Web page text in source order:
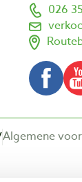
026
Algemene